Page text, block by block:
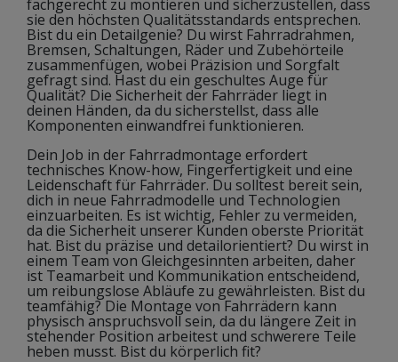
fachgerecht zu montieren und sicherzustellen, dass
sie den höchsten Qualitätsstandards entsprechen.
Bist du ein Detailgenie? Du wirst Fahrradrahmen,
Bremsen, Schaltungen, Räder und Zubehörteile
zusammenfügen, wobei Präzision und Sorgfalt
gefragt sind. Hast du ein geschultes Auge für
Qualität? Die Sicherheit der Fahrräder liegt in
deinen Händen, da du sicherstellst, dass alle
Komponenten einwandfrei funktionieren.
Dein Job in der Fahrradmontage erfordert
technisches Know-how, Fingerfertigkeit und eine
Leidenschaft für Fahrräder. Du solltest bereit sein,
dich in neue Fahrradmodelle und Technologien
einzuarbeiten. Es ist wichtig, Fehler zu vermeiden,
da die Sicherheit unserer Kunden oberste Priorität
hat. Bist du präzise und detailorientiert? Du wirst in
einem Team von Gleichgesinnten arbeiten, daher
ist Teamarbeit und Kommunikation entscheidend,
um reibungslose Abläufe zu gewährleisten. Bist du
teamfähig? Die Montage von Fahrrädern kann
physisch anspruchsvoll sein, da du längere Zeit in
stehender Position arbeitest und schwerere Teile
heben musst. Bist du körperlich fit?